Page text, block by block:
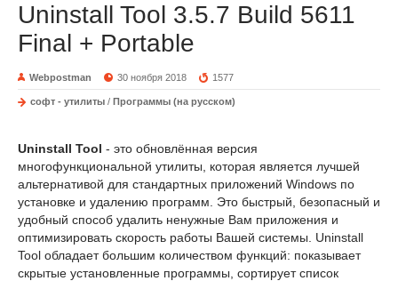
Uninstall Tool 3.5.7 Build 5611
Final + Portable
Webpostman 30 ноября 2018 1577
софт - утилиты / Программы (на русском)
Uninstall Tool - это обновлённая версия
многофункциональной утилиты, которая является лучшей
альтернативой для стандартных приложений Windows по
установке и удалению программ. Это быстрый, безопасный и
удобный способ удалить ненужные Вам приложения и
оптимизировать скорость работы Вашей системы. Uninstall
Tool обладает большим количеством функций: показывает
скрытые установленные программы, сортирует список